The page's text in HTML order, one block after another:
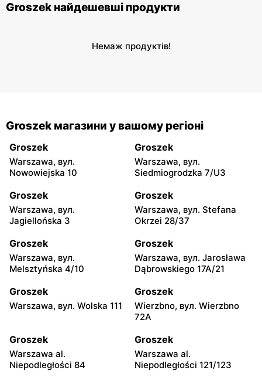
Groszek найдешевші продукти
Немаж продуктів!
Groszek магазини у вашому регіоні
Groszek
Warszawa, вул.
Nowowiejska 10
Groszek
Warszawa, вул.
Siedmiogrodzka 7/U3
Groszek
Warszawa, вул.
Jagiellońska 3
Groszek
Warszawa, вул. Stefana
Okrzei 28/37
Groszek
Warszawa, вул.
Melsztyńska 4/10
Groszek
Warszawa, вул. Jarosława
Dąbrowskiego 17A/21
Groszek
Warszawa, вул. Wolska 111
Groszek
Wierzbno, вул. Wierzbno
72A
Groszek
Warszawa al.
Niepodległości 84
Groszek
Warszawa al.
Niepodległości 121/123